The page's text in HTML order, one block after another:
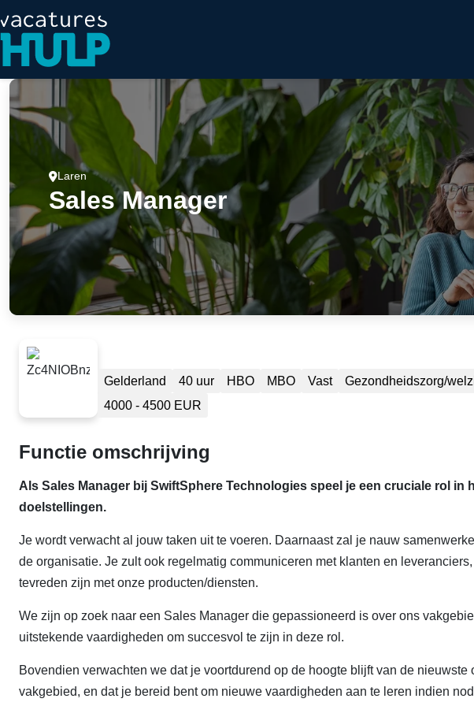
Laren
Sales Manager
Gelderland 40 uur HBO MBO Vast Gezondheidszorg/
4000 - 4500 EUR
Functie omschrijving
Als Sales Manager bij SwiftSphere Technologies speel je een cruciale rol in
doelstellingen.
Je wordt verwacht al jouw taken uit te voeren. Daarnaast zal je nauw
de organisatie. Je zult ook regelmatig communiceren met klanten en
tevreden zijn met onze producten/diensten.
We zijn op zoek naar een Sales Manager die gepassioneerd is over ons
uitstekende vaardigheden om succesvol te zijn in deze rol.
Bovendien verwachten we dat je voortdurend op de hoogte blijft van de
vakgebied, en dat je bereid bent om nieuwe vaardigheden aan te leren indien